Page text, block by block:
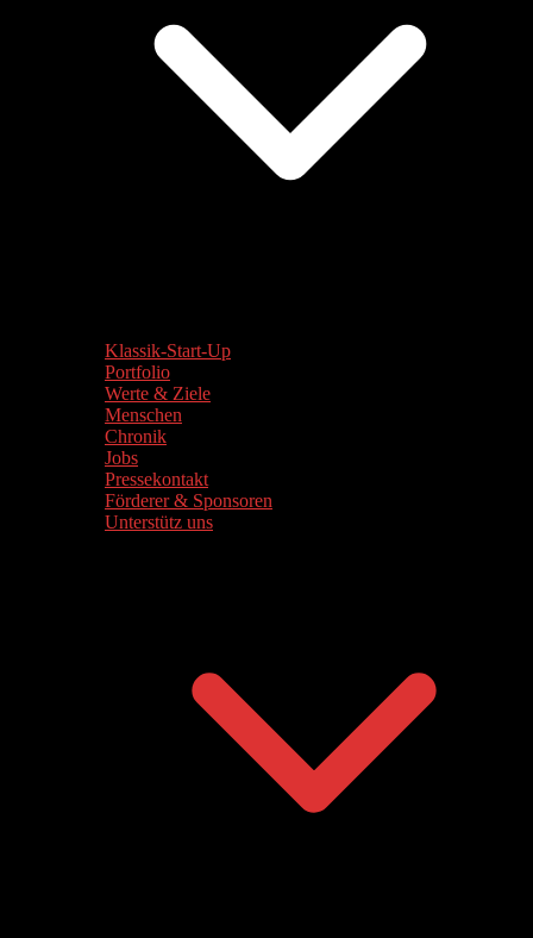
Klassik-Start-Up
Portfolio
Werte & Ziele
Menschen
Chronik
Jobs
Pressekontakt
Förderer & Sponsoren
Unterstütz uns